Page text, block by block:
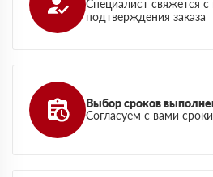
Специалист свяжется
подтверждения заказа
Выбор сроков
Согласуем с вами